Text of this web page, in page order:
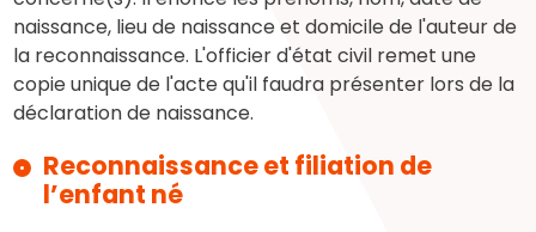
naissance, lieu de naissance et domicile de l'auteur de
la reconnaissance. L'officier d'état civil remet une
copie unique de l'acte qu'il faudra présenter lors de la
déclaration de naissance.
Reconnaissance et filiation de
l’enfant né